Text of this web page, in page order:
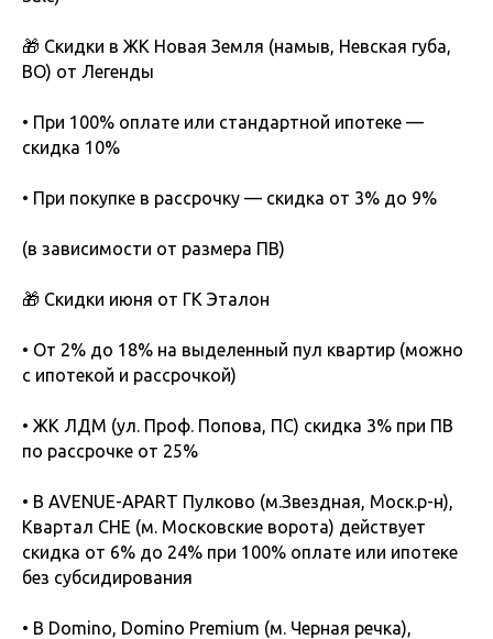
🎁 Скидки в ЖК Новая Земля (намыв, Невская губа,
ВО) от Легенды
• При 100% оплате или стандартной ипотеке —
скидка 10%
• При покупке в рассрочку — скидка от 3% до 9%
(в зависимости от размера ПВ)
🎁 Скидки июня от ГК Эталон
• От 2% до 18% на выделенный пул квартир (можно
с ипотекой и рассрочкой)
• ЖК ЛДМ (ул. Проф. Попова, ПС) скидка 3% при ПВ
по рассрочке от 25%
• В AVENUE-APART Пулково (м.Звездная, Моск.р-н),
Квартал CHE (м. Московские ворота) действует
скидка от 6% до 24% при 100% оплате или ипотеке
без субсидирования
• В Domino, Domino Premium (м. Черная речка),